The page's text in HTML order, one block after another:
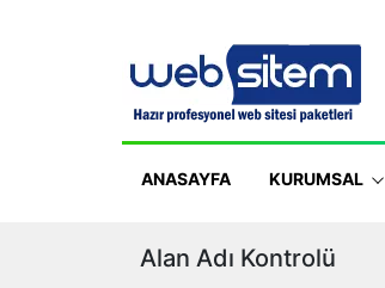
ANASAYFA KURUMSAL
Alan Adı Kontrolü